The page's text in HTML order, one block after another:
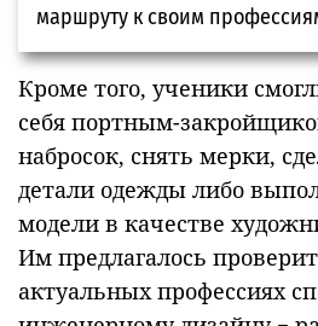
Кроме того, ученики
себя портным-
набросок, снять мерки,
детали одежды либо
модели в качестве
Им предлагалось
актуальных профессиях